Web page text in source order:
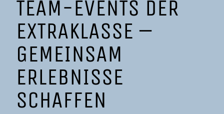
TEAM-EVENTS DER
EXTRAKLASSE –
GEMEINSAM
ERLEBNISSE
SCHAFFEN